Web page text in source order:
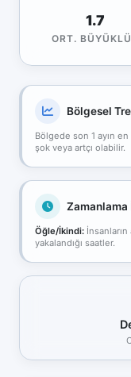
1.7
ORT.
Bölgesel
Bölgede son 1 ayın
şok veya artçı olabilir.
Öğle/İkindi:
yakalandığı saatler.